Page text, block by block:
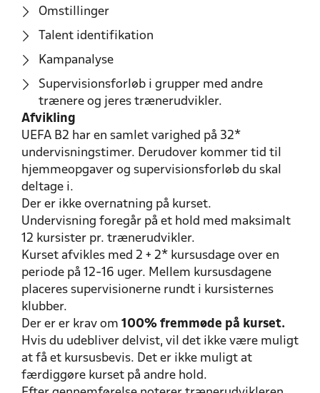
Omstillinger
Talent identifikation
Kampanalyse
Supervisionsforløb i grupper med andre
trænere og jeres trænerudvikler.
Afvikling
UEFA B2 har en samlet varighed på 32*
undervisningstimer. Derudover kommer tid til
hjemmeopgaver og supervisionsforløb du skal
deltage i.
Der er ikke overnatning på kurset.
Undervisning foregår på et hold med maksimalt
12 kursister pr. trænerudvikler.
Kurset afvikles med 2 + 2* kursusdage over en
periode på 12-16 uger. Mellem kursusdagene
placeres supervisionerne rundt i kursisternes
klubber.
Der er er krav om 100% fremmøde på kurset.
Hvis du udebliver delvist, vil det ikke være muligt
at få et kursusbevis. Det er ikke muligt at
færdiggøre kurset på andre hold.